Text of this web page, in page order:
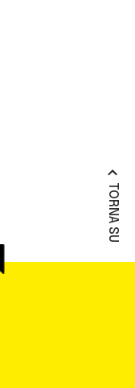
TORNA SU